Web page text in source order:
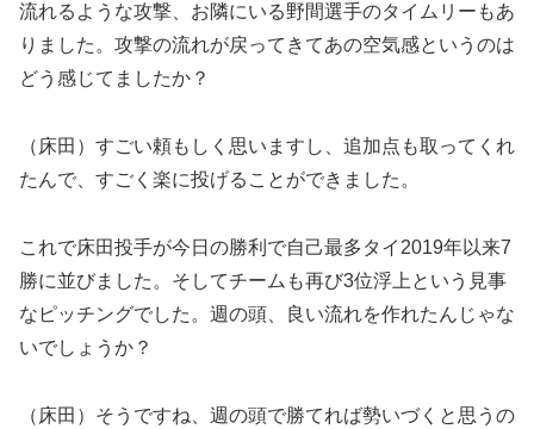
流れるような攻撃、お隣にいる野間選手のタイムリーもあ
りました。攻撃の流れが戻ってきてあの空気感というのは
どう感じてましたか？
（床田）すごい頼もしく思いますし、追加点も取ってくれ
たんで、すごく楽に投げることができました。
これで床田投手が今日の勝利で自己最多タイ2019年以来7
勝に並びました。そしてチームも再び3位浮上という見事
なピッチングでした。週の頭、良い流れを作れたんじゃな
いでしょうか？
（床田）そうですね、週の頭で勝てれば勢いづくと思うの